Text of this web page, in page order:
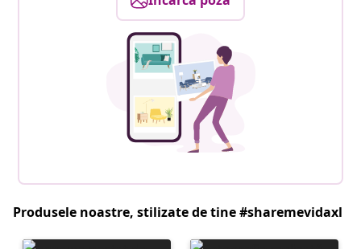
Produsele noastre, stilizate de tine #sharemevidaxl